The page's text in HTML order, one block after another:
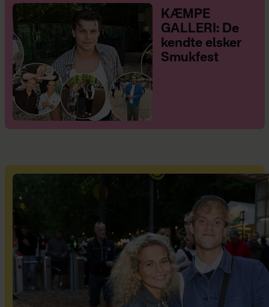
KÆMPE
GALLERI: De
kendte elsker
Smukfest